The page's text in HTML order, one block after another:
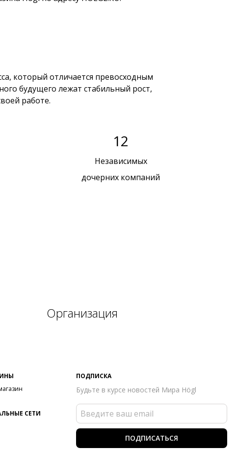
который отличается превосходным
будущего лежат стабильный рост,
работе.
12
Независимых
дочерних компаний
Организация
СЕТИ
ПОДПИСКА
Будьте в курсе новостей Мира Högl
ПОДПИСАТЬСЯ